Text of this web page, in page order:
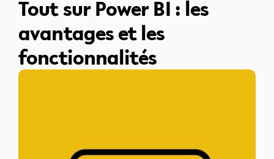
Tout sur Power BI : les
avantages et les
fonctionnalités